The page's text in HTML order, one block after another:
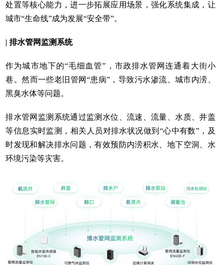
处置等核心能力，进一步拓展应用场景，强化系统集成，让
城市“生命线”成为发展“安全带”。
|排水管网监测系统
作为城市地下的“毛细血管”，市政排水管网连通着大街小
巷。然而一些老旧管网“患病”，导致污水渗流、城市内涝、
黑臭水体等问题。
排水管网监测系统通过监测水位、流速、流量、水质、井盖
等信息实时监测，相关人员对排水状况做到“心中有数”，及
时发现和解决排水问题，有效预防内涝积水、地下空洞、水
环境污染等灾害。